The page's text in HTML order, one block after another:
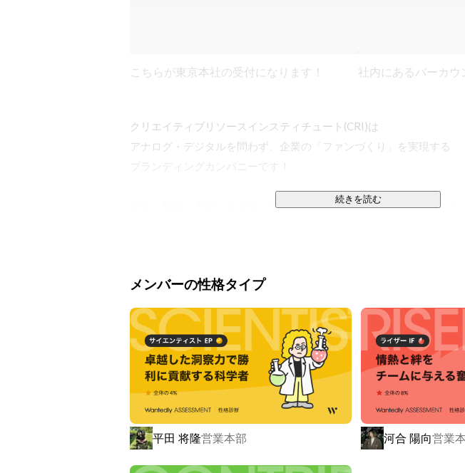
こちらが東京本社の受付になります！ 社内にあるバーカウ
クリエイティブリソースインスティチュート(CRI)は
アナログ・デジタルを問わず、企業の「ファンづくり」を実現する
ブランディングカンパニーです！
東京・福岡・大阪・名古屋・伊万里の計5拠点で仲間を募集中です！
・デジタルソリューション事業（DS）
・コミュニティデザイン事業
・事業開発/コンサルティング事業広告
など時代に合わせて様々な事業に取り組んでいます。
現在、以下の職種にて募集中！
・WEBディレクター
・WEBデザイナー
・エンジニア
・IT事務
続きを読む
メンバーの性格タイプ
平田 将隆営業本部 河合 陽向営業